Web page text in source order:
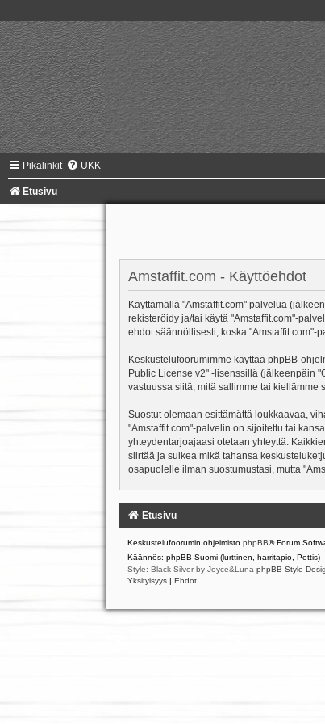
Pikalinkit UKK
Etusivu
Amstaffit.com - Käyttöehdot
Käyttämällä "Amstaffit.com" palvelua
rekisteröidy ja/tai käytä "Amstaffit.com"-
ehdot säännöllisesti, koska "Amstaffit.com"-
Keskustelufoorumimme käyttää phpBB-
Public License v2" -lisenssillä (jälkeenpäin
vastuussa siitä, mitä sallimme tai
Suostut olemaan esittämättä loukkaavaa,
"Amstaffit.com"-palvelin on sijoitettu tai
yhteydentarjoajaasi otetaan yhteyttä.
siirtää ja sulkea mikä tahansa
osapuolelle ilman suostumustasi, mutta
Etusivu
Keskustelufoorumin ohjelmisto phpBB® Forum
Käännös: phpBB Suomi (lurttinen, harritapio, Pettis)
Style: Black-Silver by Joyce&Luna phpBB-Style-
Yksityisyys | Ehdot